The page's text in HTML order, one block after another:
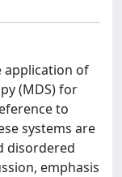
application of
(MDS) for
to
systems are
disordered
emphasis